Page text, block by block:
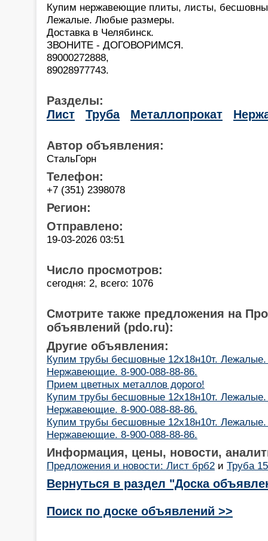
Купим нержавеющие плиты, листы,
Лежалые. Любые размеры.
Доставка в Челябинск.
ЗВОНИТЕ - ДОГОВОРИМСЯ.
89000272888,
89028977743.
Разделы:
Лист
Труба Металлопрокат
Автор объявления:
СтальГорн
Телефон:
+7 (351) 2398078
Регион:
Отправлено:
19-03-2026 03:51
Число просмотров:
сегодня: 2, всего: 1076
Смотрите также предложения на
объявлений (pdo.ru):
Другие объявления:
Купим трубы бесшовные 12х18н10т.
Нержавеющие. 8-900-088-88-86.
Прием цветных металлов дорого!
Купим трубы бесшовные 12х18н10т.
Нержавеющие. 8-900-088-88-86.
Купим трубы бесшовные 12х18н10т.
Нержавеющие. 8-900-088-88-86.
Информация, цены, новости,
Предложения и новости: Лист брб2 и Труба
Вернуться в раздел "Доска
Поиск по доске объявлений >>